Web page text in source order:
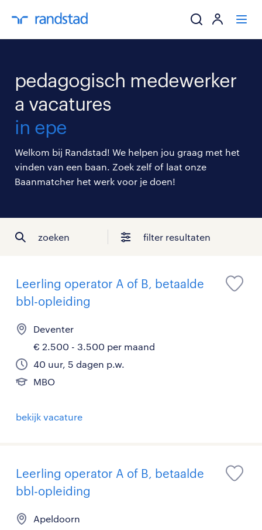
ik zoek een
over randstad
pedagogisch medewerker
a vacatures
in epe
Welkom bij Randstad! We helpen jou graag met het
vinden van een baan. Zoek zelf of laat onze
Baanmatcher het werk voor je doen!
zoeken filter resultaten
Leerling operator A of B, betaalde
bbl-opleiding
Deventer
€ 2.500 - 3.500 per maand
40 uur, 5 dagen p.w.
MBO
bekijk vacature
Leerling operator A of B, betaalde
bbl-opleiding
Apeldoorn